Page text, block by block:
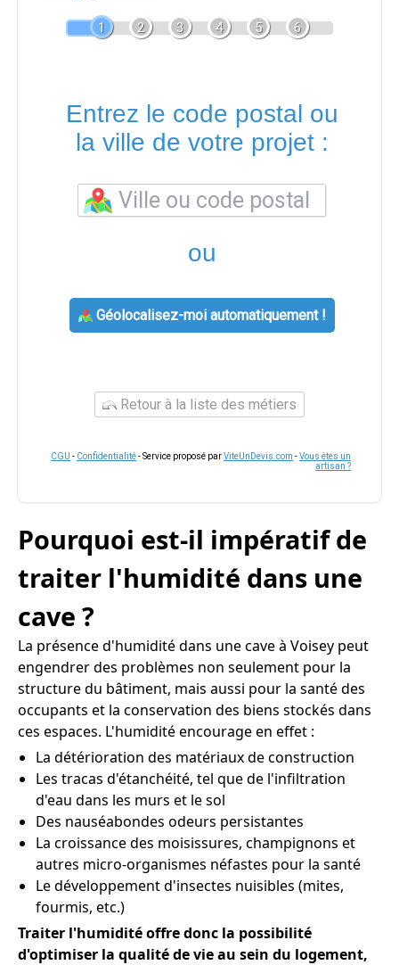
1 2 3 4 5 6
Entrez le code postal ou
la ville de votre projet :
ou
Géolocalisez-moi automatiquement !
Retour à la liste des métiers
CGU - Confidentialité- Service proposé parViteUnDevis.com -Vous êtes un
artisan ?
Pourquoi est-il impératif de
traiter l'humidité dans une
cave ?
La présence d'humidité dans une cave à Voisey peut
engendrer des problèmes non seulement pour la
structure du bâtiment, mais aussi pour la santé des
occupants et la conservation des biens stockés dans
ces espaces. L'humidité encourage en effet :
La détérioration des matériaux de construction
Les tracas d'étanchéité, tel que de l'infiltration
d'eau dans les murs et le sol
Des nauséabondes odeurs persistantes
La croissance des moisissures, champignons et
autres micro-organismes néfastes pour la santé
Le développement d'insectes nuisibles (mites,
fourmis, etc.)
Traiter l'humidité offre donc la possibilité
d'optimiser la qualité de vie au sein du logement,